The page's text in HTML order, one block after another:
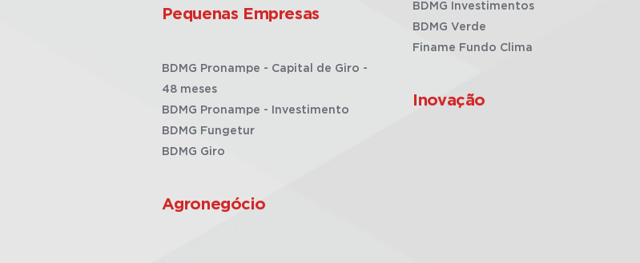
Pequenas Empresas
BDMG Pronampe - Capital de Giro -
48 meses
BDMG Pronampe - Investimento
BDMG Fungetur
BDMG Giro
Agronegócio
BDMG Investimentos
BDMG Verde
Finame Fundo Clima
Inovação